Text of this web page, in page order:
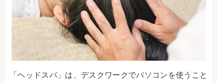
「ヘッドスパ」は、デスクワークでパソコンを使うこと